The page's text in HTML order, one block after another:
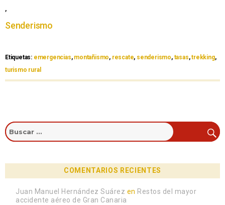
,
Senderismo
Etiquetas: emergencias, montañismo, rescate, senderismo, tasas,trekking,
turismo rural
COMENTARIOS RECIENTES
Juan Manuel Hernández Suárez en Restos del mayor
accidente aéreo de Gran Canaria